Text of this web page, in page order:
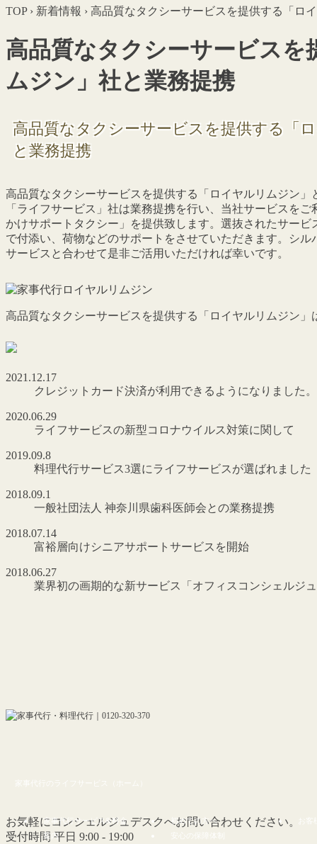
TOP › 新着情報 › 高品質なタクシーサービスを提供する「ロ
高品質なタクシーサービスを
ムジン」社と業務提携
高品質なタクシーサービスを提供する「
と業務提携
高品質なタクシーサービスを提供する「ロイヤルリムジン
「ライフサービス」社は業務提携を行い、当社サービスを
かけサポートタクシー」を提供致します。選抜されたサー
で付添い、荷物などのサポートをさせていただきます。シ
サービスと合わせて是非ご活用いただければ幸いです。
高品質なタクシーサービスを提供する「ロイヤルリムジン」
2021.12.17
クレジットカード決済が利用できるようになりました。
2020.06.29
ライフサービスの新型コロナウイルス対策に関して
2019.09.8
料理代行サービス3選にライフサービスが選ばれました
2018.09.1
一般社団法人 神奈川県歯科医師会との業務提携
2018.07.14
富裕層向けシニアサポートサービスを開始
2018.06.27
業界初の画期的な新サービス「オフィスコンシェルジ
家事代行のライフサービス（ホーム）
家事代行サービス&料金
案内
初めての方へ
お気軽にコンシェルジュデスクへお問い合わせください。
受付時間 平日 9:00 - 19:00